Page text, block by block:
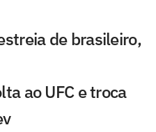
de brasileiro,
ao UFC e troca